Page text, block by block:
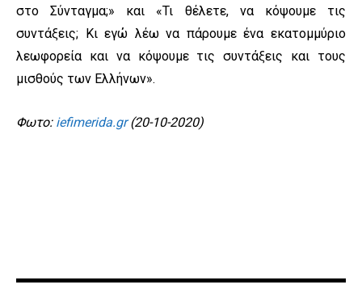
στο Σύνταγμα;» και «Τι θέλετε, να κόψουμε τις
συντάξεις; Κι εγώ λέω να πάρουμε ένα εκατομμύριο
λεωφορεία και να κόψουμε τις συντάξεις και τους
μισθούς των Ελλήνων».
Φωτο: iefimerida.gr(20-10-2020)